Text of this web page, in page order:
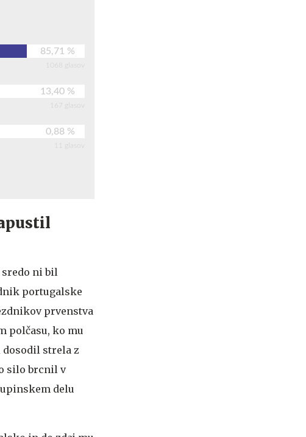
85,71 %
1068 glasov
13,40 %
167 glasov
0,88 %
11 glasov
sredo ni bil
portugalske
prvenstva
polčasu, ko mu
dosodil strela z
silo brcnil v
delu